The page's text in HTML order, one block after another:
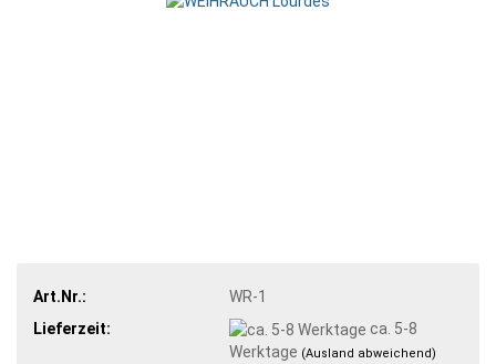
Art.Nr.:
WR-1
Lieferzeit:
ca. 5-8
Werktage (Ausland abweichend)